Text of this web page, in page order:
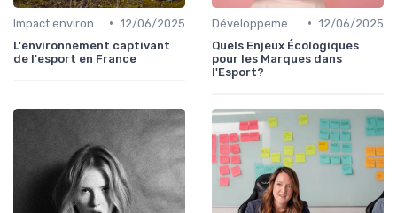
• 12/06/2025
L'environnement captivant
de l'esport en France
• 12/06/2025
Quels Enjeux Écologiques
pour les Marques dans
l'Esport?